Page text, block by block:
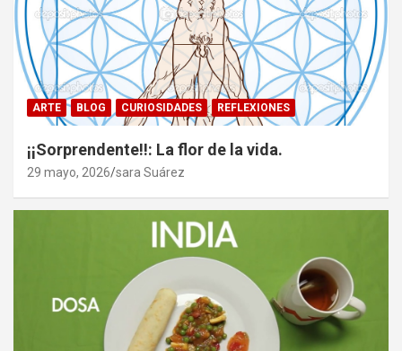
ARTE BLOG CURIOSIDADES REFLEXIONES
¡¡Sorprendente!!: La flor de la vida.
29 mayo, 2026 sara Suárez